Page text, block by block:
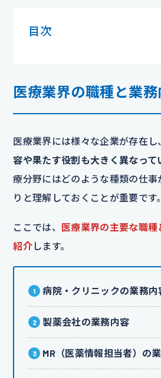
目次
医療業界の職種と業
医療業界には様々な企業が存在し
容や果たす役割も大きく異なって
療分野にはどのような種類の仕
りと理解しておくことが重要です。
ここでは、 医療業界の主要な職
紹介 します。
病院・クリニックの業務内
製薬会社の業務内容
MR（医薬情報担当者）の